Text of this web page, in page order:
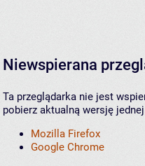
Niewspierana
Ta przeglądarka nie jest
pobierz aktualną wersję
Mozilla Firefox
Google Chrome